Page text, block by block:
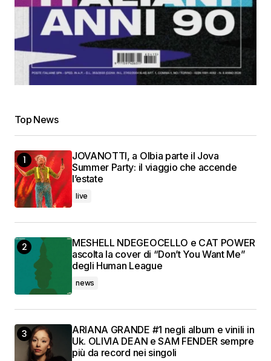
Top News
JOVANOTTI, a Olbia parte il Jova
Summer Party: il viaggio che accende
l’estate
live
MESHELL NDEGEOCELLO e CAT POWER
ascolta la cover di “Don’t You Want Me”
degli Human League
news
ARIANA GRANDE #1 negli album e vinili in
Uk. OLIVIA DEAN e SAM FENDER sempre
più da record nei singoli